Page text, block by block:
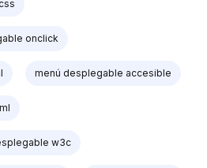
onclick
menú desplegable accesible
w3c